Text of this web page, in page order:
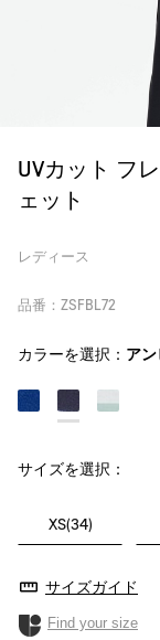
UVカット フ
ェット
レディース
品番：ZSFBL72
カラーを選択： ア
サイズを選択：
XS(34)
サイズガイド
Find your size